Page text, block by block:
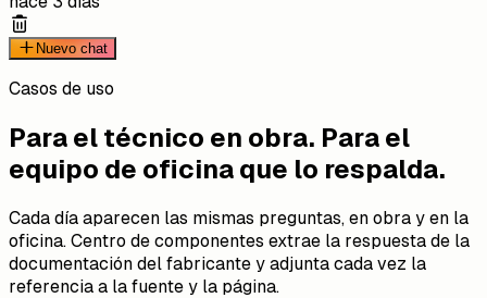
Nuevo chat
Casos de uso
Para el técnico en obra. Para el
equipo de oficina que lo respalda.
Cada día aparecen las mismas preguntas, en obra y en la
oficina. Centro de componentes extrae la respuesta de la
documentación del fabricante y adjunta cada vez la
referencia a la fuente y la página.